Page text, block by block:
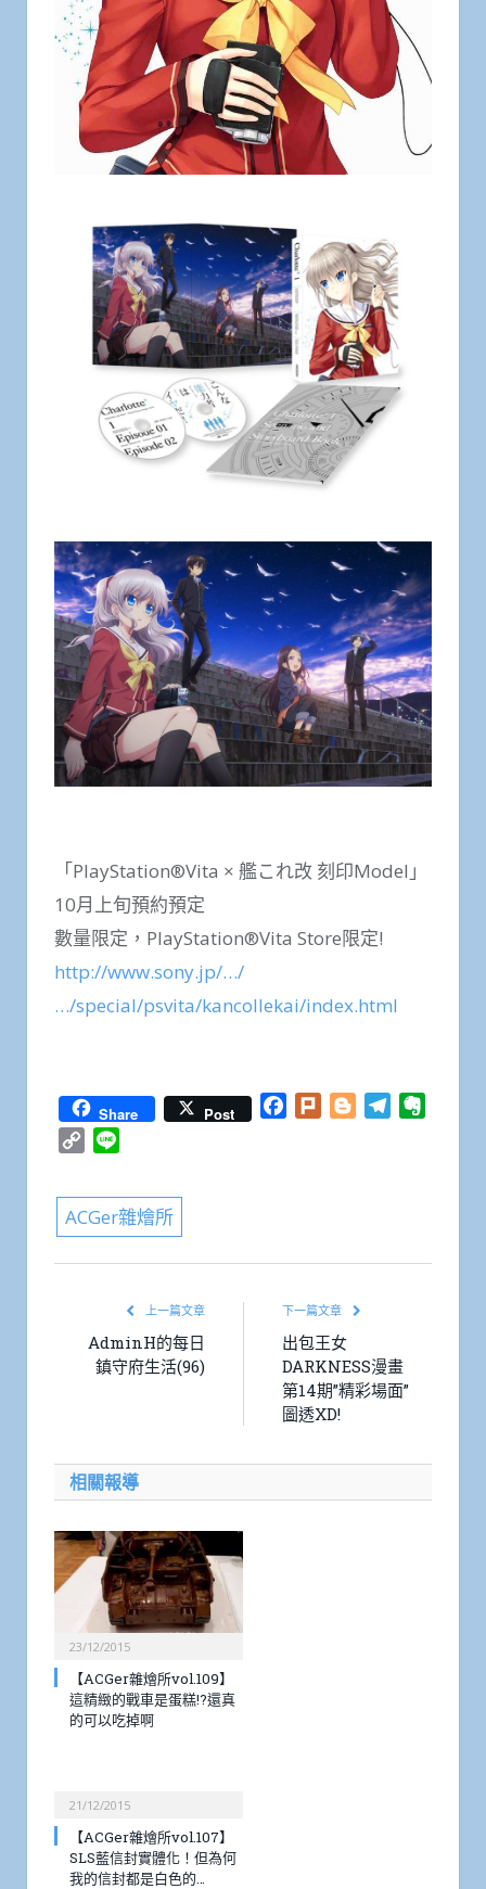
「PlayStation®Vita × 艦これ改 刻印Model」
10月上旬預約預定
數量限定，PlayStation®Vita Store限定!
http://www.sony.jp/…/
…/special/psvita/kancollekai/index.html
Share Post Facebook
Plurk BloggerTelegram
Copy
ACGer雜燴所
上一篇文章
AdminH的每日
鎮守府生活(96)
下一篇文章
出包王女
DARKNESS漫畫
第14期”精彩場面”
圖透XD!
相關報導
23/12/2015
【ACGer雜燴所vol.109】
這精緻的戰車是蛋糕!?還真
的可以吃掉啊
21/12/2015
【ACGer雜燴所vol.107】
SLS藍信封實體化！但為何
我的信封都是白色的…